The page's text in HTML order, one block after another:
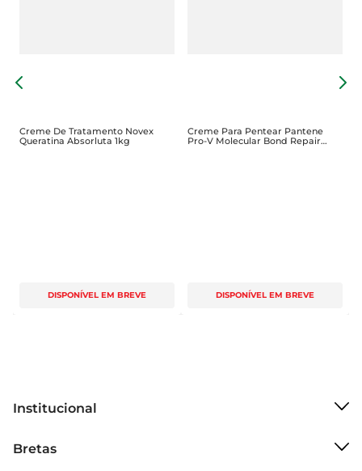
Creme De Tratamento Novex
Queratina Absorluta 1kg
DISPONÍVEL EM BREVE
Creme Para Pentear Pantene
Pro-V Molecular Bond Repair
DISPONÍVEL EM BREVE
Institucional
Grupo Cencosud
Bretas